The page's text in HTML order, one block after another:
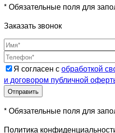
* Обязательные поля для
Заказать звонок
Я согласен собработкой
и договором публичной
* Обязательные поля для
Политика